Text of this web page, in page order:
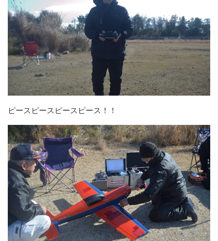
ピースピースピースピース！！